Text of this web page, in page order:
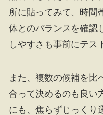
所に貼ってみて、時間
体とのバランスを確認
しやすさも事前にテス
また、複数の候補を比
合って決めるのも良い
にも、焦らずじっくり